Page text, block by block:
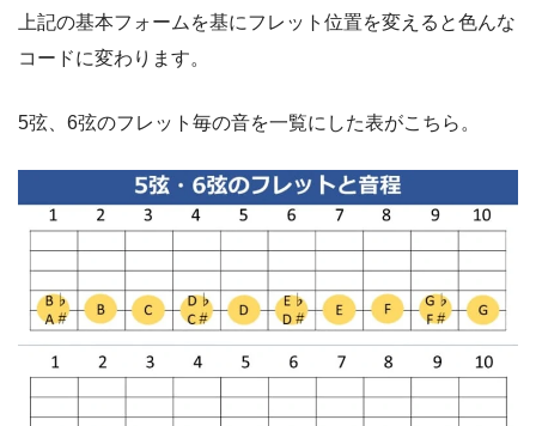
上記の基本フォームを基にフレット位置を変えると色んな
コードに変わります。
5弦、6弦のフレット毎の音を一覧にした表がこちら。